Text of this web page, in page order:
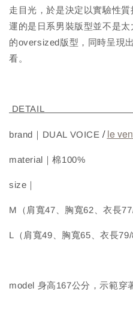
走目光，於是決定以實驗性
運的是日系男裝版型並不是
的oversized版型，同時呈現
看。
brand｜DUAL VOICE / le
material｜棉100%
size｜
M（肩寬47、胸寬62、衣長
L（肩寬49、胸寬65、衣長79/
model 身高167公分，示範穿